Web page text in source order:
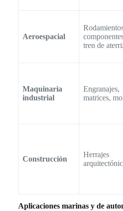
Aeroespacial
tren de
Maquinaria
industrial
Engranajes,
matrices,
Construcción
Herrajes
Aplicaciones marinas y de